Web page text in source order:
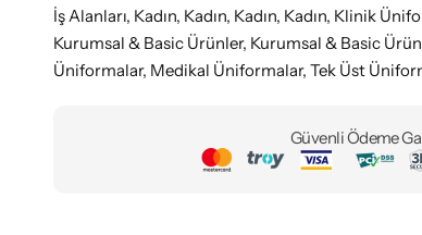
İş Alanları, Kadın, Kadın, Kadın, Kadın, Klinik
Kurumsal & Basic Ürünler, Kurumsal & Basic
Üniformalar, Medikal Üniformalar, Tek Üst
Güvenli Ödeme